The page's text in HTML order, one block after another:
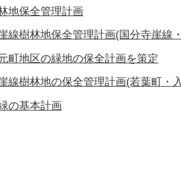
地保全管理計画
線樹林地保全管理計画(国分寺崖線
町地区の緑地の保全計画を策定
線樹林地の保全管理計画(若葉町・
の基本計画